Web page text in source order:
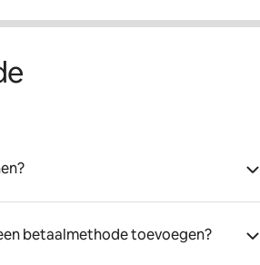
betaalmethode toevoegen?